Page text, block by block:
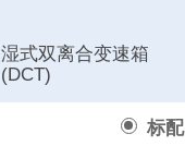
标配
湿式双离合变速箱
(DCT)